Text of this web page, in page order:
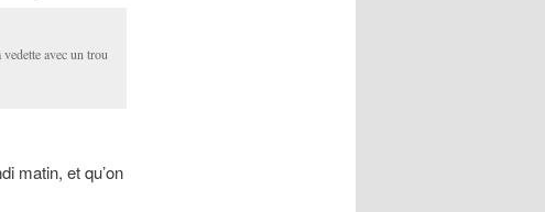
vedette avec un trou
matin, et qu’on